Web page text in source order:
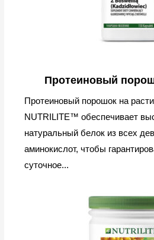
Протеиновый
Протеиновый порошок на
NUTRILITE™ обеспечивает
натуральный белок из всех
аминокислот, чтобы
суточное...